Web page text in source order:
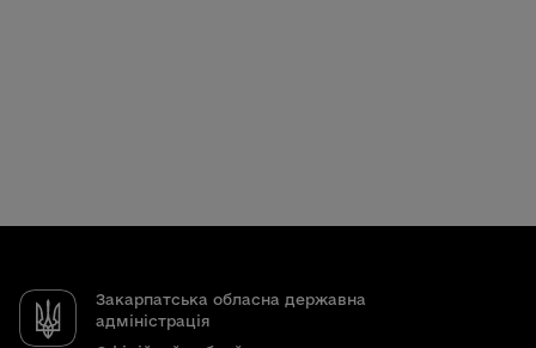
Закарпатська обласна державна
адміністрація